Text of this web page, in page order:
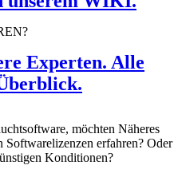
Experten. Alle
möchten Näheres
Softwarelizenzen erfahren? Oder
Konditionen?